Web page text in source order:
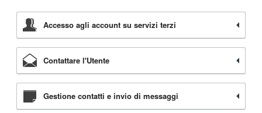
Accesso agli account su servizi terzi
Contattare l'Utente
Gestione contatti e invio di messaggi